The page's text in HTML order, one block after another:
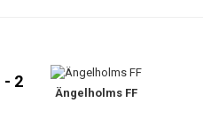
- 2
Ängelholms FF